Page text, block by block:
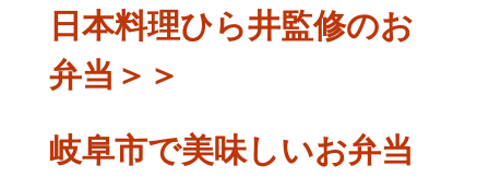
日本料理ひら井監修のお
弁当＞＞
岐阜市で美味しいお弁当